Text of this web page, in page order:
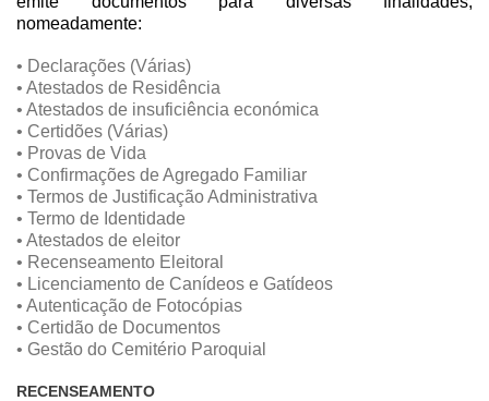
nomeadamente:
• Declarações (Várias)
• Atestados de Residência
• Atestados de insuficiência económica
• Certidões (Várias)
• Provas de Vida
• Confirmações de Agregado Familiar
• Termos de Justificação Administrativa
• Termo de Identidade
• Atestados de eleitor
• Recenseamento Eleitoral
• Licenciamento de Canídeos e Gatídeos
• Autenticação de Fotocópias
• Certidão de Documentos
• Gestão do Cemitério Paroquial
RECENSEAMENTO